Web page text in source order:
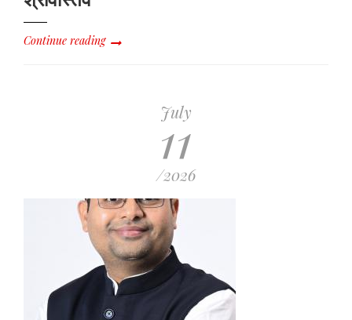
Continue reading
July
11
/2026